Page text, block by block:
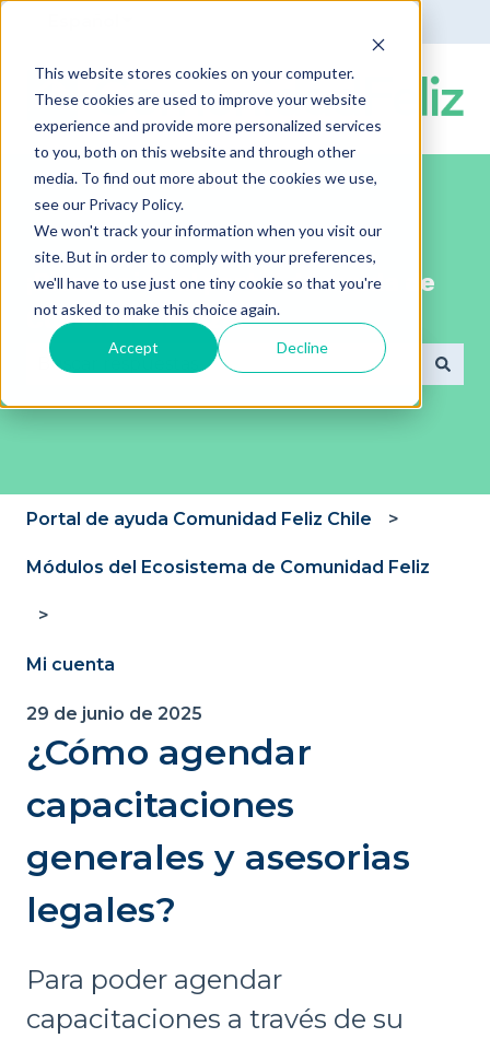
This website stores cookies on your computer.
These cookies are used to improve your website
experience and provide more personalized services
to you, both on this website and through other
media. To find out more about the cookies we use,
see our Privacy Policy.
We won't track your information when you visit our
site. But in order to comply with your preferences,
we'll have to use just one tiny cookie so that you're
not asked to make this choice again.
Accept Decline
¡Bienvenido al portal de ayuda de
ComunidadFeliz!
No hay sugerencias porque el campo de
Portal de ayuda Comunidad Feliz Chile
Módulos del Ecosistema de Comunidad Feliz
Mi cuenta
29 de junio de 2025
¿Cómo agendar
capacitaciones
generales y asesorias
legales?
Para poder agendar
capacitaciones a través de su